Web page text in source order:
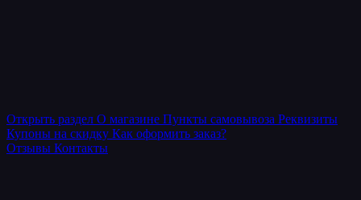
Открыть раздел О магазине Пункты самовывоза Реквизиты
Купоны на скидку Как оформить заказ?
Отзывы Контакты